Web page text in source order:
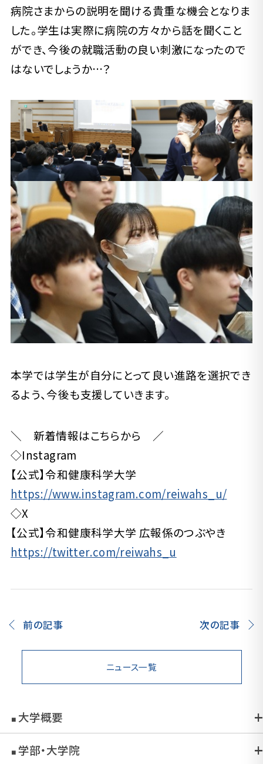
病院さまからの説明を聞ける貴重な機会となりま
した。学生は実際に病院の方々から話を聞くこと
ができ、今後の就職活動の良い刺激になったので
はないでしょうか…？
本学では学生が自分にとって良い進路を選択でき
るよう、今後も支援していきます。
＼ 新着情報はこちらから ／
◇Instagram
【公式】令和健康科学大学
https://www.instagram.com/reiwahs_u/
◇X
【公式】令和健康科学大学 広報係のつぶやき
https://twitter.com/reiwahs_u
前の記事
ニュース一覧
次の記事
■大学概要
■学部・大学院